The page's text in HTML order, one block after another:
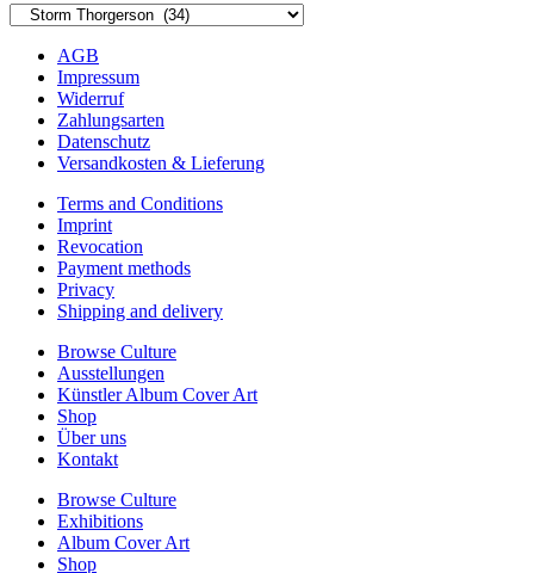
AGB
Impressum
Widerruf
Zahlungsarten
Datenschutz
Versandkosten & Lieferung
Terms and Conditions
Imprint
Revocation
Payment methods
Privacy
Shipping and delivery
Browse Culture
Ausstellungen
Künstler Album Cover Art
Shop
Über uns
Kontakt
Browse Culture
Exhibitions
Album Cover Art
Shop